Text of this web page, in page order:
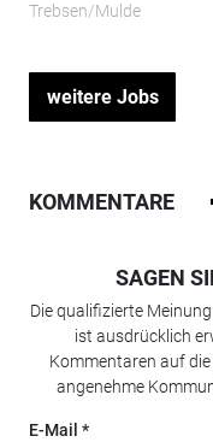
Trebsen/Mulde
weitere Jobs
KOMMENTARE
SAGEN
Die qualifizierte
ist ausdrücklich
Kommentaren auf
angenehme
E-Mail